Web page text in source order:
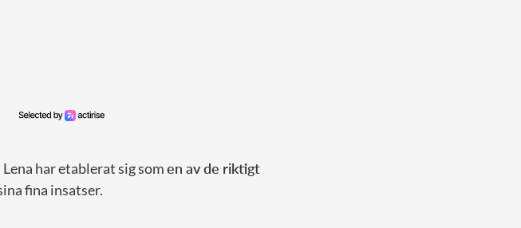
har etablerat sig somen av de riktigt
fina insatser.